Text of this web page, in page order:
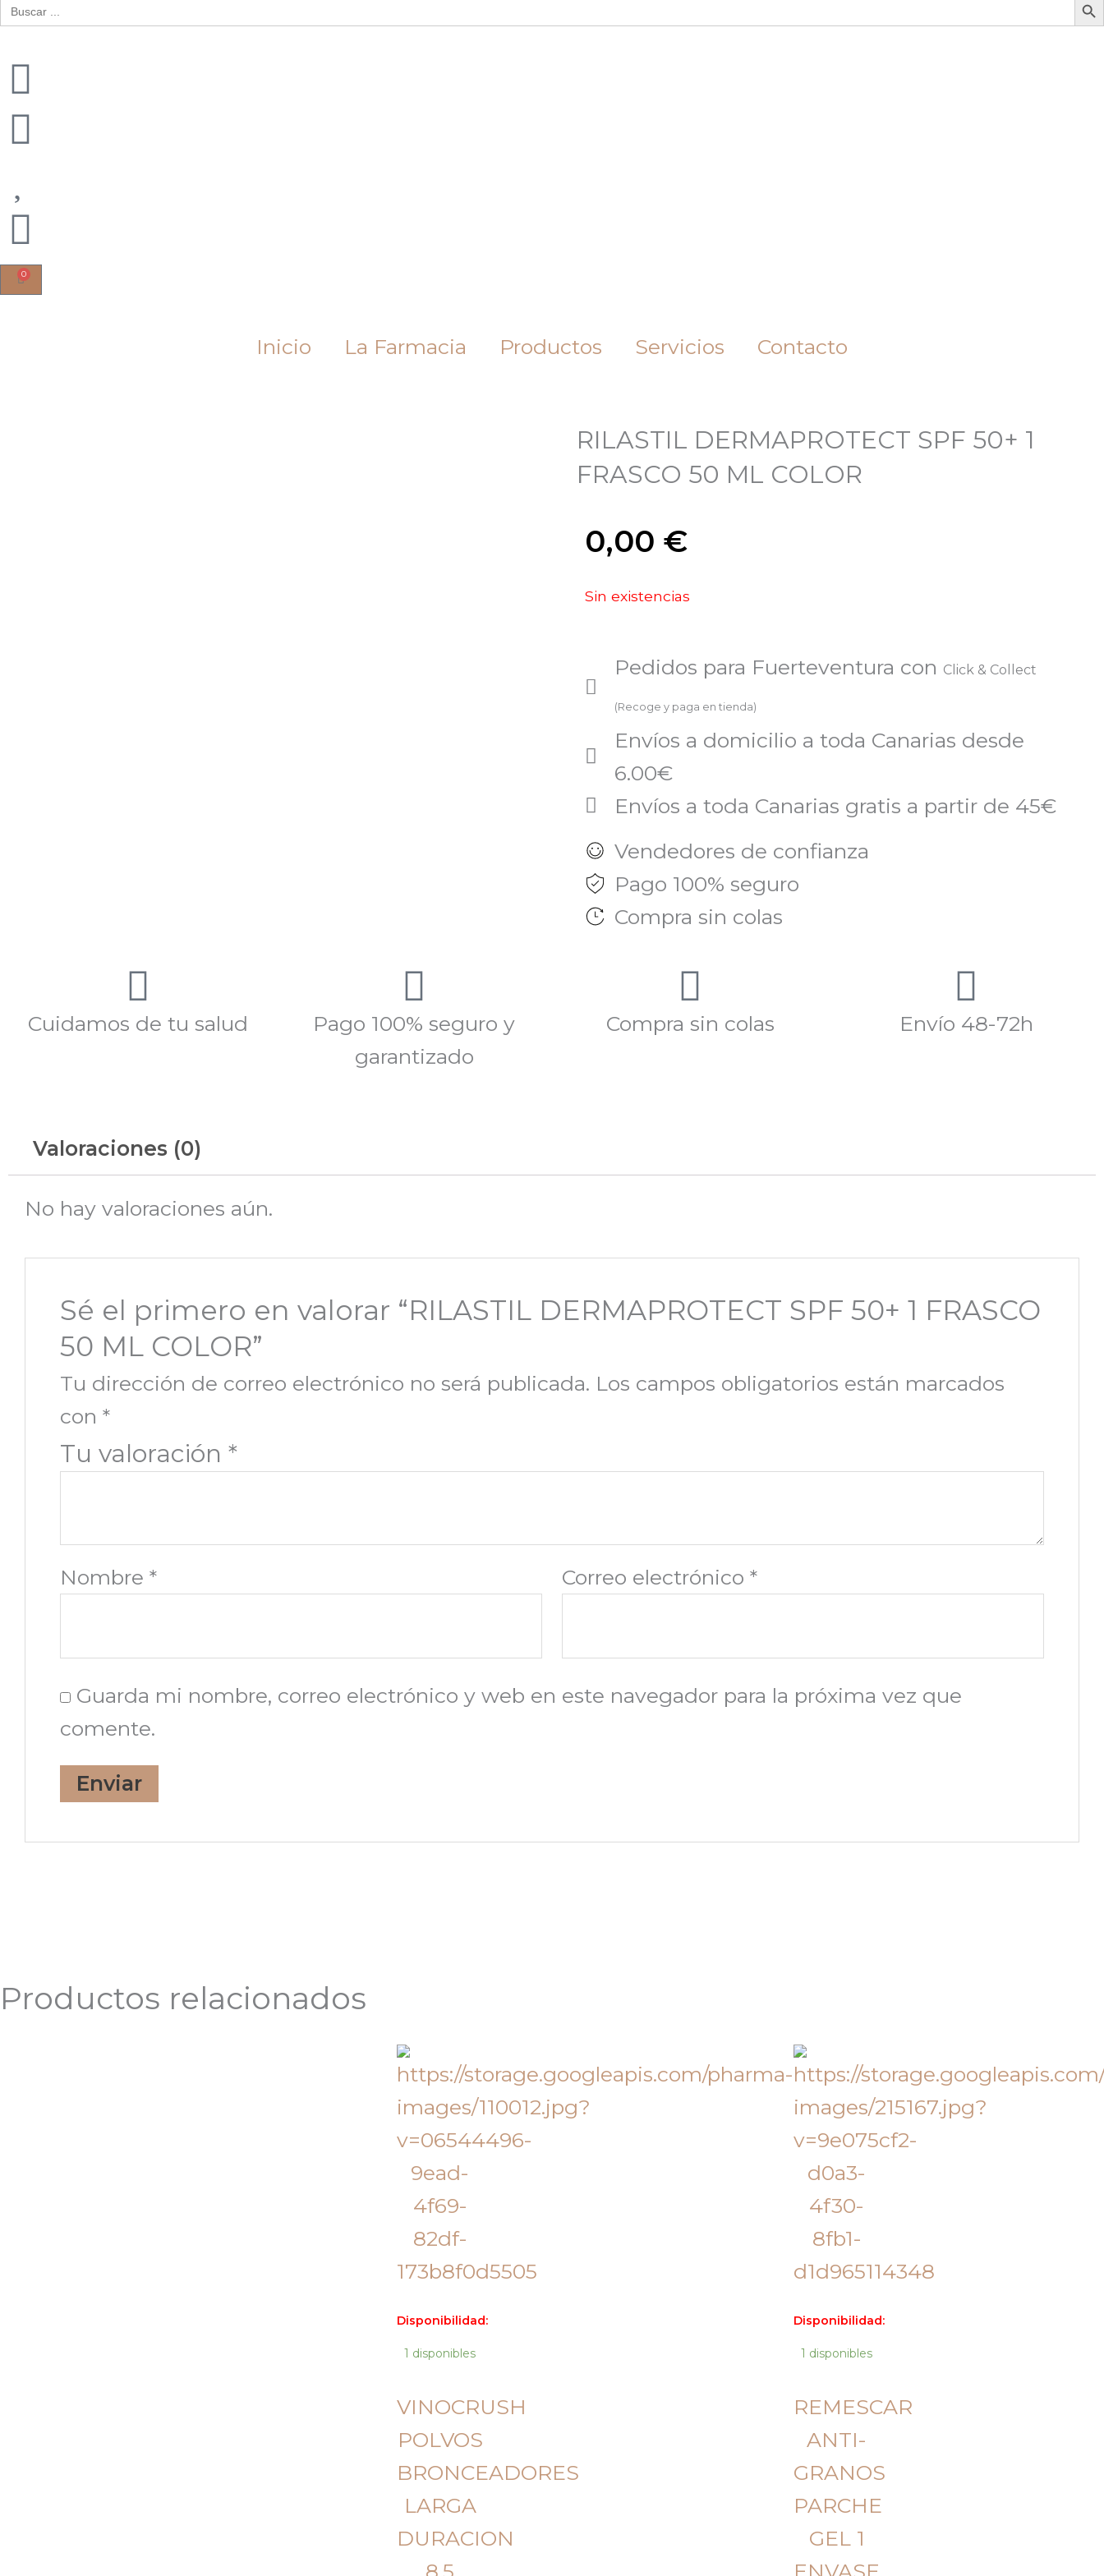
Buscar:
0
Cart
Inicio La Farmacia Productos Servicios Contacto
RILASTIL DERMAPROTECT SPF 50+ 1
FRASCO 50 ML COLOR
0,00 €
Sin existencias
Pedidos para Fuerteventura con Click & Collect
(Recoge y paga en tienda)
Envíos a domicilio a toda Canarias desde
6.00€
Envíos a toda Canarias gratis a partir de 45€
Vendedores de confianza
Pago 100% seguro
Compra sin colas
Cuidamos de tu salud
Pago 100% seguro y
garantizado
Compra sin colas Envío 48-72h
Valoraciones (0)
No hay valoraciones aún.
Sé el primero en valorar “RILASTIL DERMAPROTECT SPF 50+ 1 FRASCO
50 ML COLOR”
Tu dirección de correo electrónico no será publicada. Los campos obligatorios están marcados
con *
Tu valoración *
Nombre * Correo electrónico *
Guarda mi nombre, correo electrónico y web en este navegador para la próxima vez que
comente.
Productos relacionados
Disponibilidad:
1 disponibles
VINOCRUSH
POLVOS
BRONCEADORES
LARGA
DURACION
8.5
Disponibilidad:
1 disponibles
REMESCAR
ANTI-
GRANOS
PARCHE
GEL 1
ENVASE